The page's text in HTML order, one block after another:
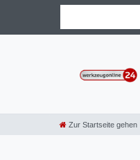
Zur Startseite gehen